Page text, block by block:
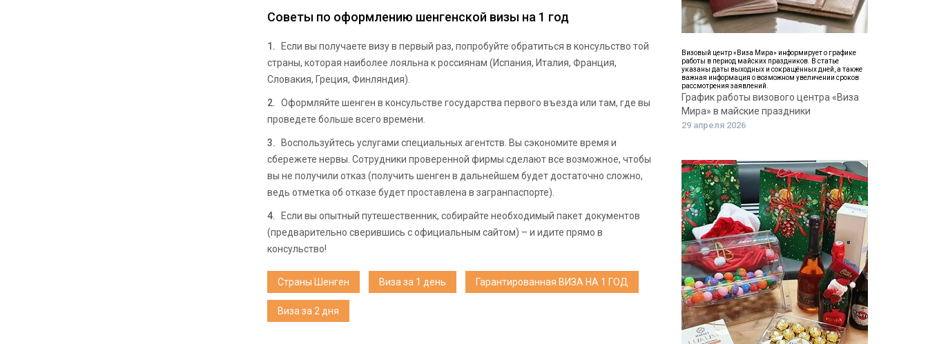
Советы по оформлению шенгенской визы на 1 год
Если вы получаете визу в первый раз, попробуйте обратиться в консульство той
страны, которая наиболее лояльна к россиянам (Испания, Италия, Франция,
Словакия, Греция, Финляндия).
Оформляйте шенген в консульстве государства первого въезда или там, где вы
проведете больше всего времени.
Воспользуйтесь услугами специальных агентств. Вы сэкономите время и
сбережете нервы. Сотрудники проверенной фирмы сделают все возможное, чтобы
вы не получили отказ (получить шенген в дальнейшем будет достаточно сложно,
ведь отметка об отказе будет проставлена в загранпаспорте).
Если вы опытный путешественник, собирайте необходимый пакет документов
(предварительно сверившись с официальным сайтом) – и идите прямо в
консульство!
Страны Шенген Виза за 1 день Гарантированная ВИЗА НА 1 ГОД
Виза за 2 дня
Визовый центр «Виза Мира» информирует о графике
работы в период майских праздников. В статье
указаны даты выходных и сокращённых дней, а также
важная информация о возможном увеличении сроков
рассмотрения заявлений.
График работы визового центра «Виза
Мира» в майские праздники
29 апреля 2026